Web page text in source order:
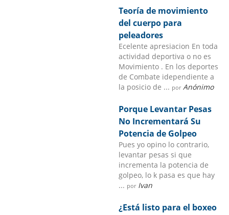
Teoría de movimiento
del cuerpo para
peleadores
Ecelente apresiacion En toda
actividad deportiva o no es
Movimiento . En los deportes
de Combate idependiente a
la posicio de ... por Anónimo
Porque Levantar Pesas
No Incrementará Su
Potencia de Golpeo
Pues yo opino lo contrario,
levantar pesas si que
incrementa la potencia de
golpeo, lo k pasa es que hay
... por Ivan
¿Está listo para el boxeo